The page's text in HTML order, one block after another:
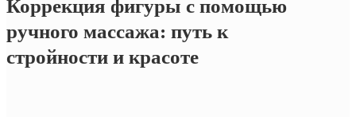
Коррекция фигуры с помощью
ручного массажа: путь к
стройности и красоте